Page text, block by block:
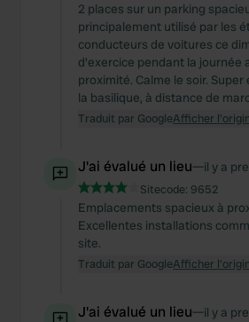
2 places sur un parking
principalement utilisé par les
conducteurs de voitures ce
d'exercice pendant la journée
proximité. Calme le soir.
la basilique, à distance de
Traduit par GoogleAfficher
J'ai évalué un lieu—il y a
Sitecode: 9652
Emplacements spacieux à
Excellentes installations
site.
Traduit par GoogleAfficher
J'ai évalué un lieu—il y a